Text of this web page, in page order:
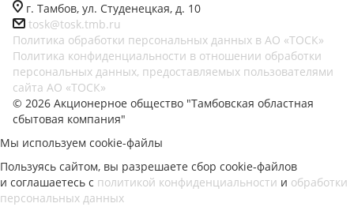
г. Тамбов, ул. Студенецкая, д. 10
tosk@tosk.tmb.ru
Политика обработки персональных данных в АО «ТОСК»
Политика конфиденциальности в отношении обработки
персональных данных, предоставляемых пользователями
сайта АО «ТОСК»
© 2026 Акционерное общество "Тамбовская областная
сбытовая компания"
Мы используем cookie-файлы
Пользуясь сайтом, вы разрешаете сбор cookie-файлов
и соглашаетесь с политикой конфиденциальности и обработки
персональных данных